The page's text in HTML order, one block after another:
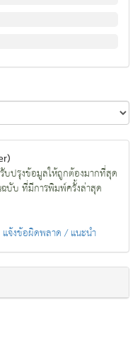
บปรุงข้อมูลให้ถูกต้องมากที่สุด
บับ ที่มีการพิมพ์ครั้งล่าสุด
แจ้งข้อผิดพลาด / แนะนำ